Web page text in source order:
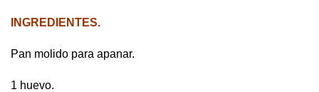
INGREDIENTES.
Pan molido para apanar.
1 huevo.